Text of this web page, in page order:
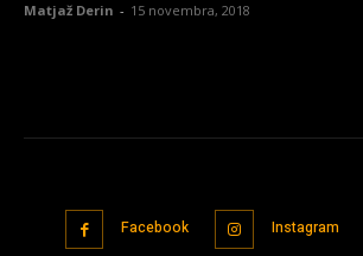
Matjaž Derin - 15 novembra, 2018
Facebook Instagram